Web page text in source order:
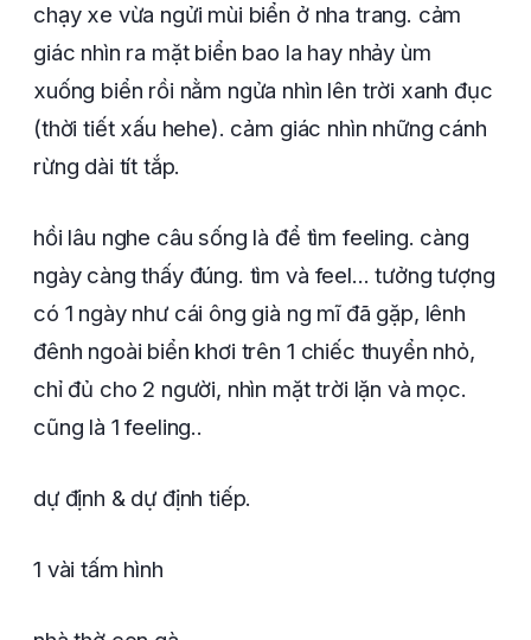
chạy xe vừa ngửi mùi biển ở nha trang. cảm
giác nhìn ra mặt biển bao la hay nhảy ùm
xuống biển rồi nằm ngửa nhìn lên trời xanh đục
(thời tiết xấu hehe). cảm giác nhìn những cánh
rừng dài tít tắp.
hồi lâu nghe câu sống là để tìm feeling. càng
ngày càng thấy đúng. tìm và feel... tưởng tượng
có 1 ngày như cái ông già ng mĩ đã gặp, lênh
đênh ngoài biển khơi trên 1 chiếc thuyển nhỏ,
chỉ đủ cho 2 người, nhìn mặt trời lặn và mọc.
cũng là 1 feeling..
dự định & dự định tiếp.
1 vài tấm hình